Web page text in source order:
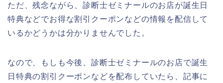
ただ、残念ながら、診断士ゼミナールのお店が誕生日
特典などでお得な割引クーポンなどの情報を配信して
いるかどうかは分かりませんでした。
なので、もしも今後、診断士ゼミナールのお店で誕生
日特典の割引クーポンなどを配布していたら、記事に